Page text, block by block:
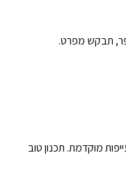
מוקדמת. תכנון טוב